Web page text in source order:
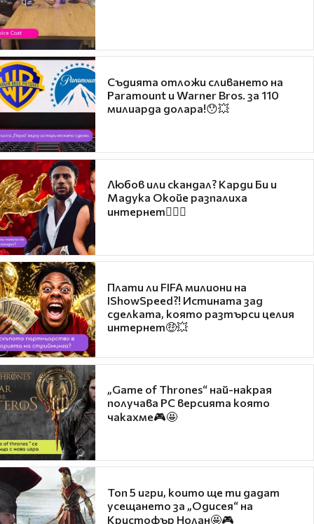
Съдията отложи сливането на
Paramount и Warner Bros. за 110
милиарда долара!😯💥
Любов или скандал? Карди Би и
Мадука Окойе разпалиха
интернет❤️‍🔥🔥
Плати ли FIFA милиони на
IShowSpeed?! Истината зад
сделката, която разтърси целия
интернет🤑💥
„Game of Thrones“ най-накрая
получава PC версията която
чакахме🎮🤩
Топ 5 игри, които ще ти дадат
усещането за „Одисея“ на
Кристофър Нолан🤩🎮